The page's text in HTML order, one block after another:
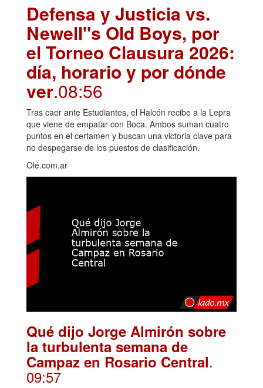
Defensa y Justicia vs.
Newell"s Old Boys, por
el Torneo Clausura 2026:
día, horario y por dónde
ver.08:56
Tras caer ante Estudiantes, el Halcón recibe a la Lepra
que viene de empatar con Boca. Ambos suman cuatro
puntos en el certamen y buscan una victoria clave para
no despegarse de los puestos de clasificación.
Olé.com.ar
Qué dijo Jorge Almirón sobre
la turbulenta semana de
Campaz en Rosario Central.
09:57